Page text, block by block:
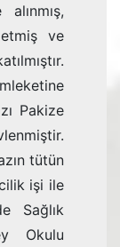
ve
Pakize
tütün
işi ile
Sağlık
Okulu